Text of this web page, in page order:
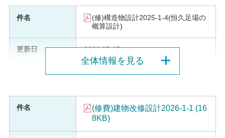
(修)構造物設計2025-1-4(恒久足場の
概算設計)
2026.07.17
全体情報を見る
(修費)建物改修設計2026-1-1 (16
8KB)